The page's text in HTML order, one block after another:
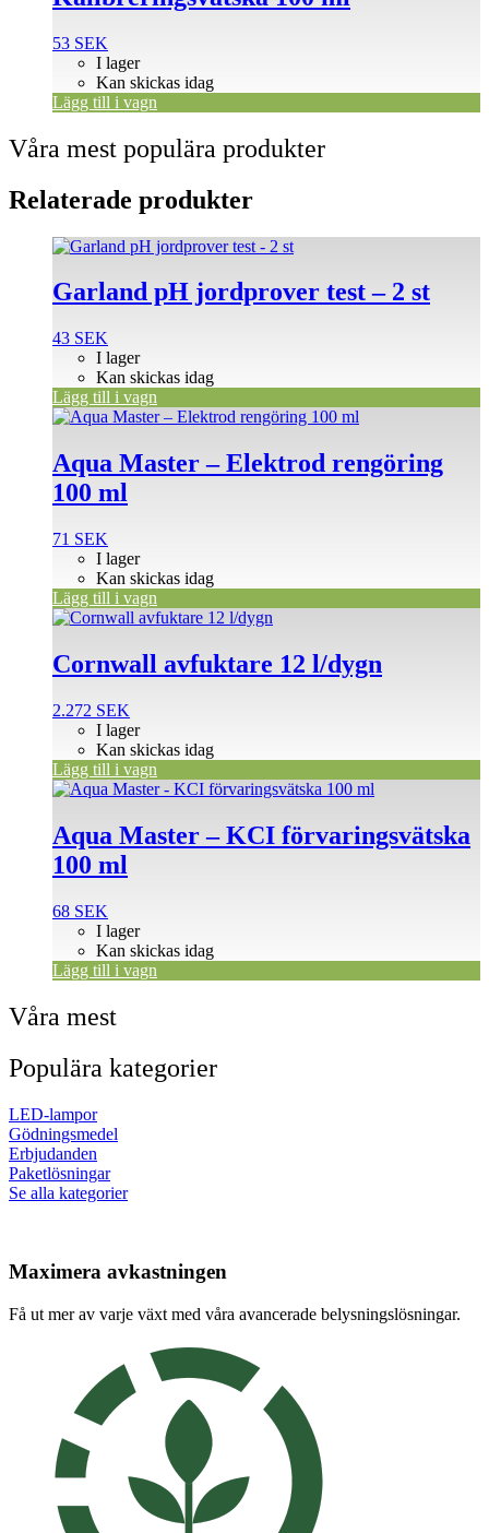
53 SEK
I lager
Kan skickas idag
Lägg till i vagn
Våra mest populära produkter
Relaterade produkter
Garland pH jordprover test – 2 st
43 SEK
I lager
Kan skickas idag
Lägg till i vagn
Aqua Master – Elektrod rengöring
100 ml
71 SEK
I lager
Kan skickas idag
Lägg till i vagn
Cornwall avfuktare 12 l/dygn
2.272 SEK
I lager
Kan skickas idag
Lägg till i vagn
Aqua Master – KCI förvaringsvätska
100 ml
68 SEK
I lager
Kan skickas idag
Lägg till i vagn
Våra mest
Populära kategorier
LED-lampor
Gödningsmedel
Erbjudanden
Paketlösningar
Se alla kategorier
Maximera avkastningen
Få ut mer av varje växt med våra avancerade belysningslösningar.